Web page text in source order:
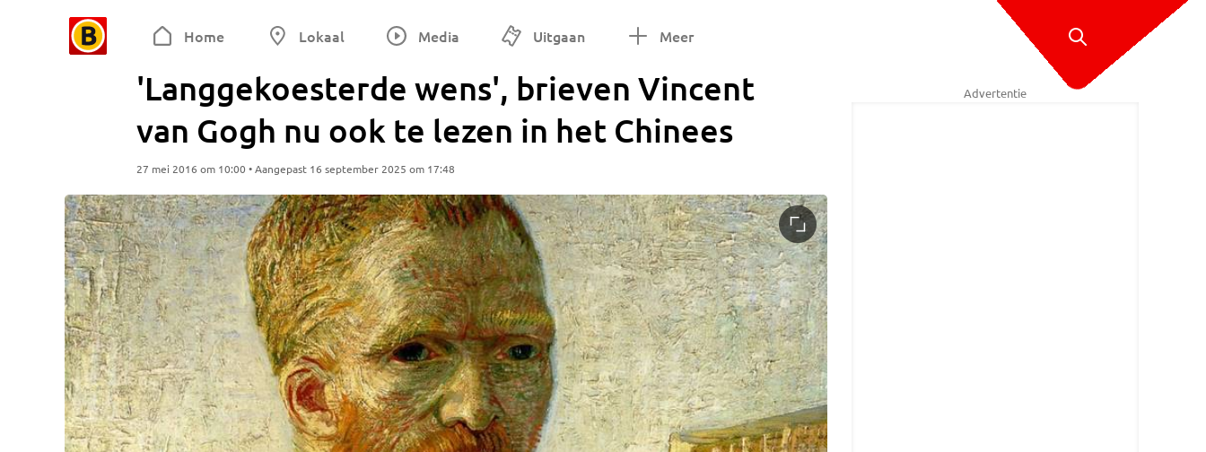
Home Lokaal Media Uitgaan Meer
'Langgekoesterde wens', brieven Vincent
van Gogh nu ook te lezen in het Chinees
27 mei 2016 om 10:00 • Aangepast 16 september 2025 om 17:48
Advertentie